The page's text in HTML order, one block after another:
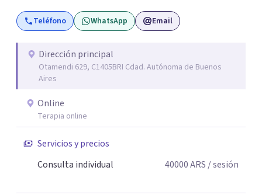
otras situaciones que generan malestar. Entiendo que
cada persona llega con una historia única, por eso el
quien consulta.
Teléfono WhatsApp Email
Dirección principal
Otamendi 629, C1405BRI Cdad. Autónoma de Buenos
Aires
Online
Terapia online
Servicios y precios
Consulta individual
40000ARS / sesión